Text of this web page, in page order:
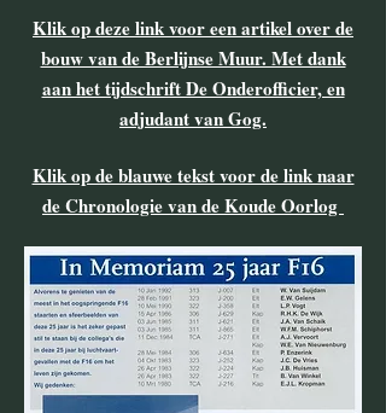
Klik op deze link voor een artikel over de
bouw van de Berlijnse Muur. Met dank
aan het tijdschrift De Onderofficier, en
adjudant van Gog.
Klik op de blauwe tekst voor de link naar
de Chronologie van de Koude Oorlog